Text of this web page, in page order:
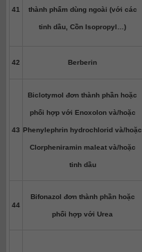
41 thành phẩm dùng ngoài (với các
tinh dầu, Cồn Isopropyl…)
42 Berberin
43
Biclotymol đơn thành phần hoặc
phối hợp với Enoxolon và/hoặc
Phenylephrin hydrochlorid và/hoặc
Clorpheniramin maleat và/hoặc
tinh dầu
44
Bifonazol đơn thành phần hoặc
phối hợp với Urea